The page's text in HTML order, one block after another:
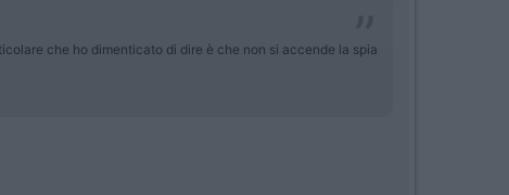
che ho dimenticato di dire è che non si accende la spia